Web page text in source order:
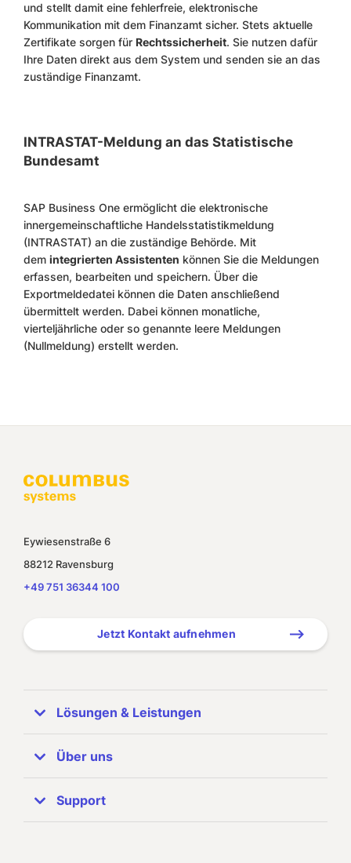
und stellt damit eine fehlerfreie, elektronische
Kommunikation mit dem Finanzamt sicher. Stets aktuelle
Zertifikate sorgen für Rechtssicherheit. Sie nutzen dafür
Ihre Daten direkt aus dem System und senden sie an das
zuständige Finanzamt.
INTRASTAT-Meldung an das Statistische
Bundesamt
SAP Business One ermöglicht die elektronische
innergemeinschaftliche Handelsstatistikmeldung
(INTRASTAT) an die zuständige Behörde. Mit
dem integrierten Assistenten können Sie die Meldungen
erfassen, bearbeiten und speichern. Über die
Exportmeldedatei können die Daten anschließend
übermittelt werden. Dabei können monatliche,
vierteljährliche oder so genannte leere Meldungen
(Nullmeldung) erstellt werden.
Eywiesenstraße 6
88212 Ravensburg
+49 751 36344 100
Jetzt Kontakt aufnehmen
Lösungen & Leistungen
ERP Systeme
SAP Business One
Referenzen
Über uns
Unternehmen
SAP Partner
Support